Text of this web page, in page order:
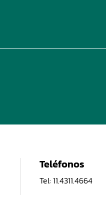
Teléfonos
Tel: 11.4311.4664